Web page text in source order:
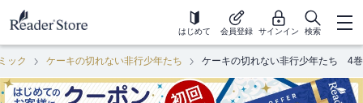
はじめて 会員登録 サインイン 検索
ック ケーキの切れない非行少年たち ケーキの切れない非行少年たち 4巻